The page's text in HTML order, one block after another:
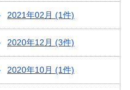
2021年02月 (1件)
2020年12月 (3件)
2020年10月 (1件)